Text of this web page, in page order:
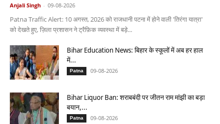
Anjali Singh - 09-08-2026
Patna Traffic Alert: 10 अगस्त, 2026 को राजधानी पटना में होने वाली 'तिरंगा यात्रा'
को देखते हुए, ज़िला प्रशासन ने ट्रैफ़िक व्यवस्था में बड़े...
Bihar Education News: बिहार के स्कूलों में अब हर हाल
में...
Patna 09-08-2026
Bihar Liquor Ban: शराबबंदी पर जीतन राम मांझी का बड़ा
बयान,...
Patna 09-08-2026